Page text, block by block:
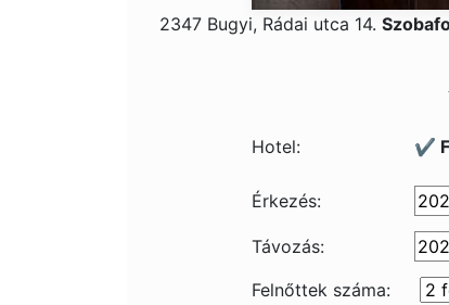
2347 Bugyi, Rádai utca 14.
Hotel: ✔️
Érkezés:
Távozás:
Felnőttek száma: